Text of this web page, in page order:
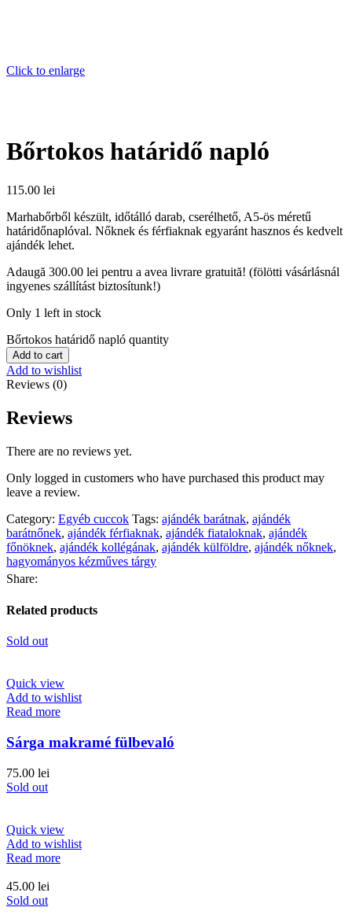
Click to enlarge
Bőrtokos határidő napló
115.00 lei
Marhabőrből készült, időtálló darab, cserélhető, A5-ös méretű
határidőnaplóval. Nőknek és férfiaknak egyaránt hasznos és kedvelt
ajándék lehet.
Adaugă 300.00 lei pentru a avea livrare gratuită! (fölötti vásárlásnál
ingyenes szállítást biztosítunk!)
Only 1 left in stock
Bőrtokos határidő napló quantity
Add to cart
Add to wishlist
Reviews (0)
Reviews
There are no reviews yet.
Only logged in customers who have purchased this product may
leave a review.
Category: Egyéb cuccok Tags: ajándék barátnak, ajándék
barátnőnek, ajándék férfiaknak, ajándék fiataloknak, ajándék
főnöknek, ajándék kollégának, ajándék külföldre, ajándék nőknek,
hagyományos kézműves tárgy
Share:
Related products
Sold out
Quick view
Add to wishlist
Read more
Sárga makramé fülbevaló
75.00 lei
Sold out
Quick view
Add to wishlist
Read more
45.00 lei
Sold out